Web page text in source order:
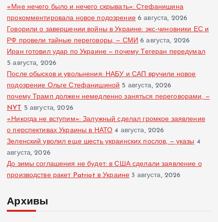
«Мне нечего было и нечего скрывать»: Стефанишина
прокомментировала новое подозрение 6 августа, 2026
Говорили о завершении войны в Украине: экс-чиновники ЕС и
РФ провели тайные переговоры, — СМИ 6 августа, 2026
Иран готовил удар по Украине — почему Тегеран передумал
5 августа, 2026
После обысков и увольнения: НАБУ и САП вручили новое
подозрение Ольге Стефанишиной 5 августа, 2026
почему Трамп должен немедленно заняться переговорами, —
NYT 5 августа, 2026
«Никогда не вступим»: Залужный сделал громкое заявление
о перспективах Украины в НАТО 4 августа, 2026
Зеленский уволил еще шесть украинских послов, — указы 4
августа, 2026
До зимы соглашения не будет: в США сделали заявление о
производстве ракет Patriot в Украине 3 августа, 2026
Архивы